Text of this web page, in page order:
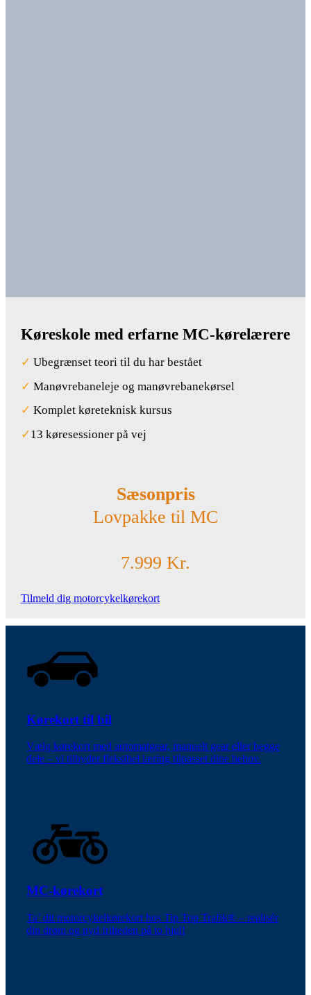
Køreskole med erfarne MC-kørelærere
✓ Ubegrænset teori til du har bestået
✓ Manøvrebaneleje og manøvrebanekørsel
✓ Komplet køreteknisk kursus
✓13 køresessioner på vej
Sæsonpris
Lovpakke til MC
7.999 Kr.
Tilmeld dig motorcykelkørekort
Kørekort til bil
Vælg kørekort med automatgear, manuelt gear eller begge
dele – vi tilbyder fleksibel læring tilpasset dine behov.
MC-kørekort
Ta’ dit motorcykelkørekort hos Tip Top Trafik® – realisér
din drøm og nyd friheden på to hjul!